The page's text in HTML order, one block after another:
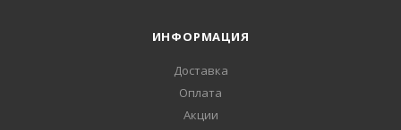
ИНФОРМАЦИЯ
Доставка
Оплата
Акции